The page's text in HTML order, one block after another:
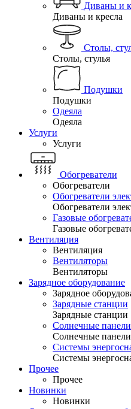
Диваны и
Диваны и кресла
Столы,
Столы, стулья
Подушки
Подушки
Одеяла
Одеяла
Услуги
Услуги
Обогреватели
Обогреватели
Обогреватели
Обогреватели
Газовые
Газовые
Вентиляция
Вентиляция
Вентиляторы
Вентиляторы
Зарядное оборудование
Зарядное
Зарядные станции
Зарядные станции
Солнечные панели
Солнечные панели
Системы
Системы
Прочее
Прочее
Новинки
Новинки